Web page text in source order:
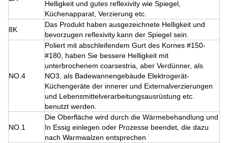
Helligkeit und gutes reflexivity wie Spiegel,
Küchenapparat, Verzierung etc.
8K
Das Produkt haben ausgezeichnete Helligkeit und
bevorzugen reflexivity kann der Spiegel sein.
NO.4
Poliert mit abschleifendem Gurt des Kornes #150-
#180, haben Sie bessere Helligkeit mit
unterbrochenem coarsestria, aber Verdünner, als
NO3, als Badewannengebäude Elektrogerät-
Küchengeräte der innerer und Externalverzierungen
und Lebensmittelverarbeitungsausrüstung etc.
benutzt werden.
NO.1
Die Oberfläche wird durch die Wärmebehandlung und
In Essig einlegen oder Prozesse beendet, die dazu
nach Warmwalzen entsprechen